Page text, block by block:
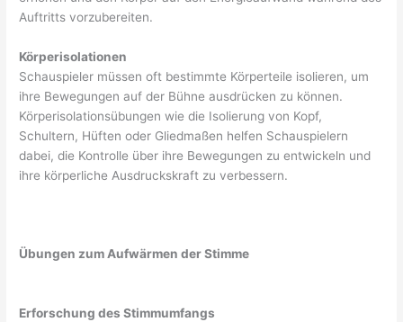
Auftritts vorzubereiten.
Körperisolationen
Schauspieler müssen oft bestimmte Körperteile isolieren, um
ihre Bewegungen auf der Bühne ausdrücken zu können.
Körperisolationsübungen wie die Isolierung von Kopf,
Schultern, Hüften oder Gliedmaßen helfen Schauspielern
dabei, die Kontrolle über ihre Bewegungen zu entwickeln und
ihre körperliche Ausdruckskraft zu verbessern.
Übungen zum Aufwärmen der Stimme
Erforschung des Stimmumfangs